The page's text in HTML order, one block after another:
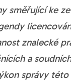
směřující ke
znalecké
a
správy